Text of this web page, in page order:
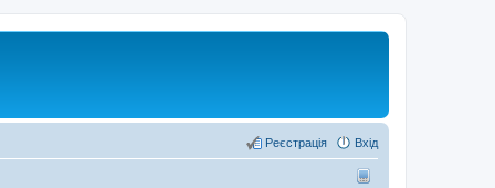
Вхід
Реєстрація